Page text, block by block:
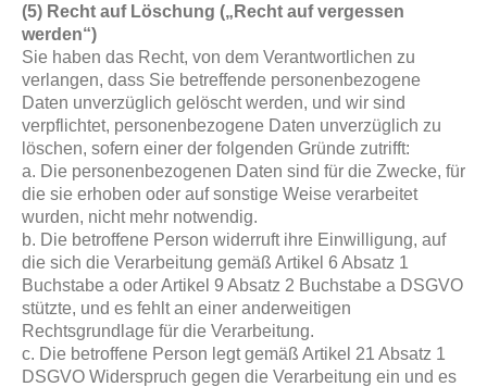
(5) Recht auf Löschung („Recht auf vergessen
werden“)
Sie haben das Recht, von dem Verantwortlichen zu
verlangen, dass Sie betreffende personenbezogene
Daten unverzüglich gelöscht werden, und wir sind
verpflichtet, personenbezogene Daten unverzüglich zu
löschen, sofern einer der folgenden Gründe zutrifft:
a. Die personenbezogenen Daten sind für die Zwecke, für
die sie erhoben oder auf sonstige Weise verarbeitet
wurden, nicht mehr notwendig.
b. Die betroffene Person widerruft ihre Einwilligung, auf
die sich die Verarbeitung gemäß Artikel 6 Absatz 1
Buchstabe a oder Artikel 9 Absatz 2 Buchstabe a DSGVO
stützte, und es fehlt an einer anderweitigen
Rechtsgrundlage für die Verarbeitung.
c. Die betroffene Person legt gemäß Artikel 21 Absatz 1
DSGVO Widerspruch gegen die Verarbeitung ein und es